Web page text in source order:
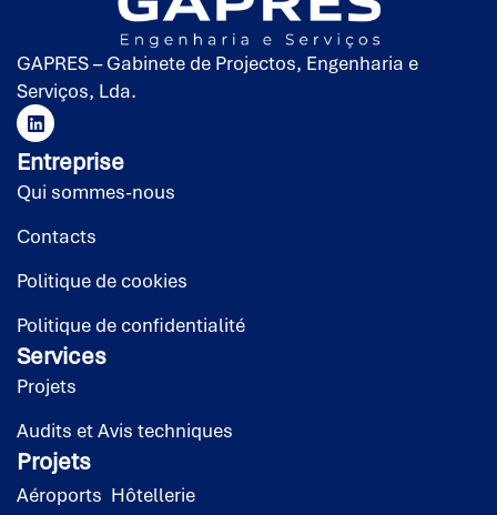
GAPRES – Gabinete de Projectos, Engenharia e
Serviços, Lda.
Entreprise
Qui sommes-nous
Contacts
Politique de cookies
Politique de confidentialité
Services
Projets
Audits et Avis techniques
Projets
Aéroports Hôtellerie